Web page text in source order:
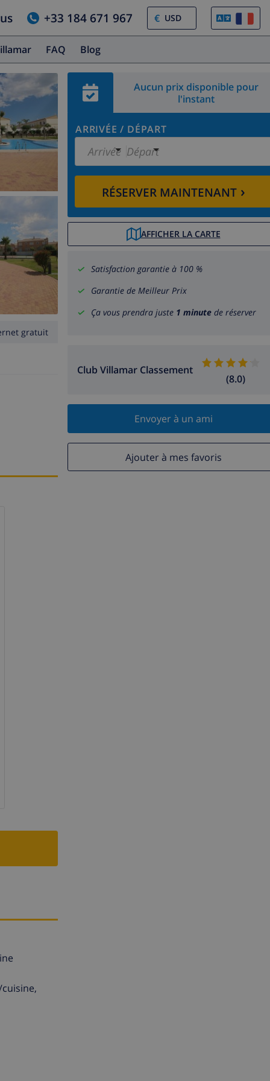
+33 184 671 967 €
FAQ Blog
Aucun prix disponible pour
l'instant
ARRIVÉE / DÉPART
Arrivée Départ
RÉSERVER MAINTENANT›
AFFICHER LA CARTE
Satisfaction garantie à 100 %
Garantie de Meilleur Prix
Ça vous prendra juste 1 minute de réserver
Club Villamar Classement
(8.0)
Envoyer à un ami
Ajouter à mes favoris
gratuit